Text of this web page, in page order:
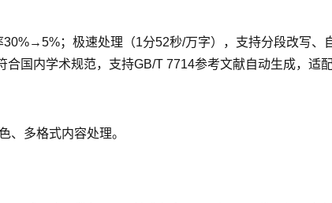
；极速处理（1分52秒/万字），支持分段改写、
国内学术规范，支持GB/T 7714参考文献自动生成，适
、多格式内容处理。